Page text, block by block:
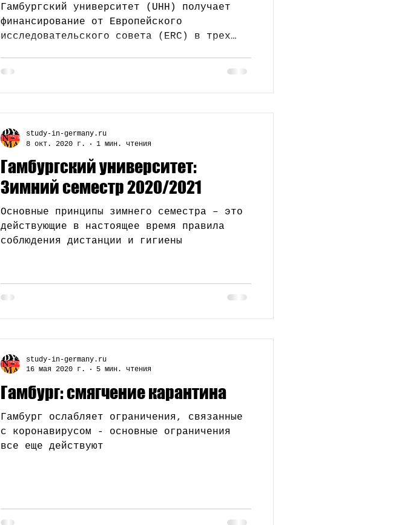
Гамбургский университет (UHH) получает
финансирование от Европейского
исследовательского совета (ERC) в трех
Гамбургский университет:
Зимний семестр 2020/2021
Основные принципы зимнего семестра – это
действующие в настоящее время правила
соблюдения дистанции и гигиены
study-in-germany.ru
8 окт. 2020 г.
1 мин. чтения
Гамбург: смягчение карантина
Гамбург ослабляет ограничения, связанные
с коронавирусом - основные ограничения
все еще действуют
study-in-germany.ru
16 мая 2020 г.
5 мин. чтения